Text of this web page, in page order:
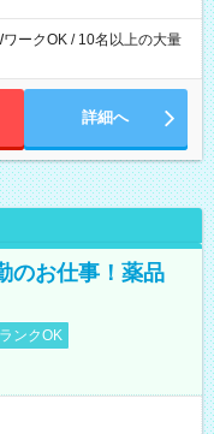
ークOK / 10名以上の大量
詳細へ
のお仕事！薬品
ンクOK